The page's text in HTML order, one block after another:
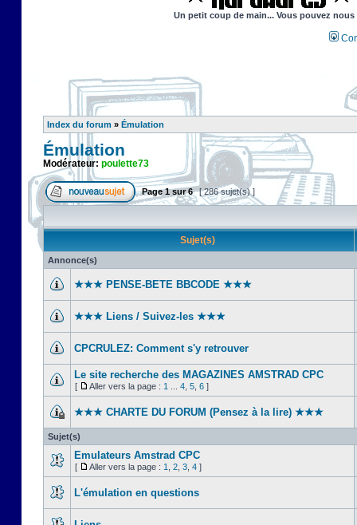
Un petit coup de main... Vous pouvez
Index du forum » Émulation
Émulation
Modérateur: poulette73
Page1sur6 [ 286 sujet(s) ]
Sujet(s)
Annonce(s)
★★★ PENSE-BETE BBCODE ★★★
★★★ Liens / Suivez-les ★★★
CPCRULEZ: Comment s'y retrouver‎
Le site recherche des MAGAZINES AMSTRAD CPC
[ Aller vers la page : 1 4 5 6 ]
★★★ CHARTE DU FORUM (Pensez à la lire) ★★★
Sujet(s)
Emulateurs Amstrad CPC
[ Aller vers la page : 1 2 3 4 ]
L'émulation en questions